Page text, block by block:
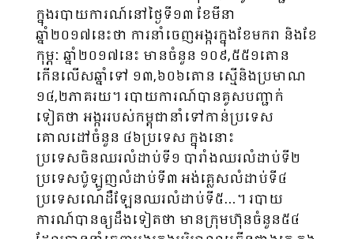
ក្នុងរបាយការណ៍នៅថ្ងៃទី១៣ ខែមីនា
ឆ្នាំ២០១៧នេះថា ការនាំចេញអង្ករក្នុងខែមករា និងខែ
កុម្ភៈ ឆ្នាំ២០១៧នេះ មានចំនួន ១០៩,៥៥១តោន
កើនលើសឆ្នាំទៅ ១៣,៦០៦តោន ស្មើនិងប្រមាណ
១៤,២ភាគរយ។ របាយការណ៍បានគូសបញ្ជាក់
ទៀតថា អង្កររបស់កម្ពុជានាំទៅកាន់ប្រទេស
គោលដៅចំនួន ៤៦ប្រទេស ក្នុងនោះ
ប្រទេសចិនឈរលំដាប់ទី១ បារាំងឈរលំដាប់ទី២
ប្រទេសប៉ូឡូញលំដាប់ទី៣ អង់គ្លេសលំដាប់ទី៤
ប្រទេសណេដឺឡែនឈរលំដាប់ទី៥…។ របាយ
ការណ៍បានឲ្យដឹងទៀតថា មានក្រុមហ៊ុនចំនួន៥៤